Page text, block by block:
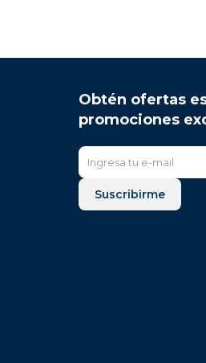
Obtén ofertas
promociones
Suscribirme